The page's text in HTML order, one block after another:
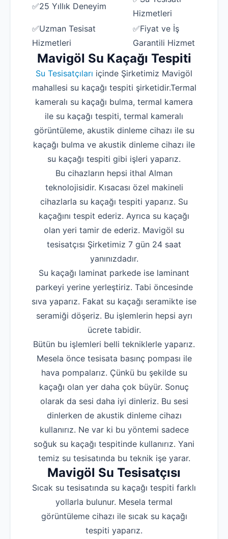
✅25 Yıllık Deneyim
Hizmetleri
✅Uzman Tesisat
Hizmetleri
✅Fiyat ve İş
Garantili Hizmet
Mavigöl Su Kaçağı Tespiti
Su Tesisatçıları içinde Şirketimiz Mavigöl
mahallesi su kaçağı tespiti şirketidir.Termal
kameralı su kaçağı bulma, termal kamera
ile su kaçağı tespiti, termal kameralı
görüntüleme, akustik dinleme cihazı ile su
kaçağı bulma ve akustik dinleme cihazı ile
su kaçağı tespiti gibi işleri yaparız.
Bu cihazların hepsi ithal Alman
teknolojisidir. Kısacası özel makineli
cihazlarla su kaçağı tespiti yaparız. Su
kaçağını tespit ederiz. Ayrıca su kaçağı
olan yeri tamir de ederiz. Mavigöl su
tesisatçısı Şirketimiz 7 gün 24 saat
yanınızdadır.
Su kaçağı laminat parkede ise laminant
parkeyi yerine yerleştiriz. Tabi öncesinde
sıva yaparız. Fakat su kaçağı seramikte ise
seramiği döşeriz. Bu işlemlerin hepsi ayrı
ücrete tabidir.
Bütün bu işlemleri belli tekniklerle yaparız.
Mesela önce tesisata basınç pompası ile
hava pompalarız. Çünkü bu şekilde su
kaçağı olan yer daha çok büyür. Sonuç
olarak da sesi daha iyi dinleriz. Bu sesi
dinlerken de akustik dinleme cihazı
kullanırız. Ne var ki bu yöntemi sadece
soğuk su kaçağı tespitinde kullanırız. Yani
temiz su tesisatında bu teknik işe yarar.
Mavigöl Su Tesisatçısı
Sıcak su tesisatında su kaçağı tespiti farklı
yollarla bulunur. Mesela termal
görüntüleme cihazı ile sıcak su kaçağı
tespiti yaparız.